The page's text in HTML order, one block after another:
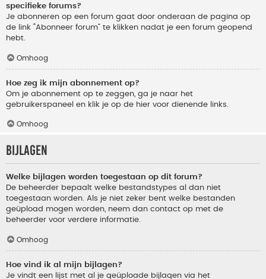
specifieke forums?
Je abonneren op een forum gaat door onderaan de pagina op
de link “Abonneer forum” te klikken nadat je een forum geopend
hebt.
Omhoog
Hoe zeg ik mijn abonnement op?
Om je abonnement op te zeggen, ga je naar het
gebruikerspaneel en klik je op de hier voor dienende links.
Omhoog
Bijlagen
Welke bijlagen worden toegestaan op dit forum?
De beheerder bepaalt welke bestandstypes al dan niet
toegestaan worden. Als je niet zeker bent welke bestanden
geüpload mogen worden, neem dan contact op met de
beheerder voor verdere informatie.
Omhoog
Hoe vind ik al mijn bijlagen?
Je vindt een lijst met al je geüploade bijlagen via het